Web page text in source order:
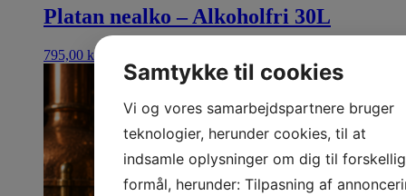
Platan nealko – Alkoholfri 30L
795,00 kr.
Samtykke til cookies
Vi og vores samarbejdspartnere bruger
teknologier, herunder cookies, til at
indsamle oplysninger om dig til
formål, herunder: Tilpasning af